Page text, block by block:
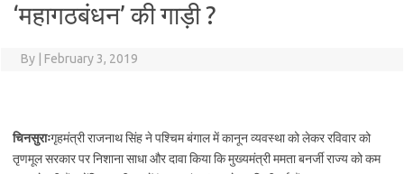
‘महागठबंधन’ की गाड़ी ?
By February 3, 2019
चिनसुराःगृहमंत्री राजनाथ सिंह ने पश्चिम बंगाल में कानून व्यवस्था को लेकर रविवार को
तृणमूल सरकार पर निशाना साधा और दावा किया कि मुख्यमंत्री ममता बनर्जी राज्य को कम